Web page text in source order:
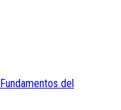
Fundamentos del